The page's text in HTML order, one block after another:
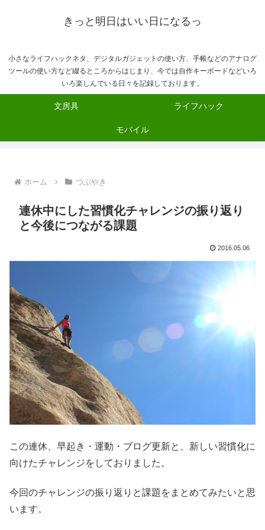
きっと明日はいい日になるっ
小さなライフハックネタ、デジタルガジェットの使い方、手帳などのアナログ
ツールの使い方など綴るところからはじまり、今では自作キーボードなどいろ
いろ楽しんでいる日々を記録しております。
文房具 ライフハック
モバイル
ホーム つぶやき
連休中にした習慣化チャレンジの振り返り
と今後につながる課題
2016.05.06
この連休、早起き・運動・ブログ更新と、新しい習慣化に
向けたチャレンジをしておりました。
今回のチャレンジの振り返りと課題をまとめてみたいと思
います。